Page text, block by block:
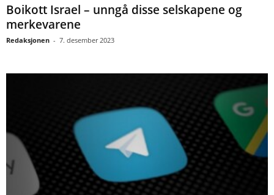
Boikott Israel – unngå disse selskapene og
merkevarene
Redaksjonen - 7. desember 2023